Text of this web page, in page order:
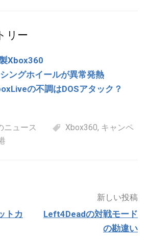
リー
Xbox360
ングホイールが異常発熱
の不調はDOSアタック？
ニュース Xbox360, キャンペ
トカ
新しい投稿
Left4Deadの対戦モード
の勘違い